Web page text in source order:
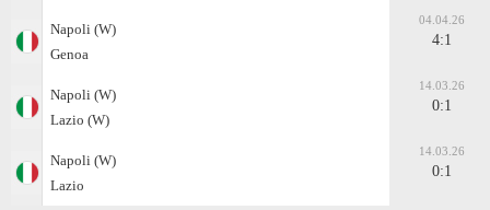
Napoli (W)
Genoa
04.04.26
4:1
Napoli (W)
Lazio (W)
14.03.26
0:1
Napoli (W)
Lazio
14.03.26
0:1